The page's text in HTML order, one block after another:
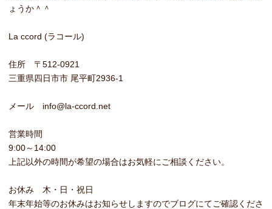
ょうか＾＾
La ccord (ラコール)
住所 〒512-0921
三重県四日市市 尾平町2936-1
メール info@la-ccord.net
営業時間
9:00～14:00
上記以外の時間が希望の場合はお気軽にご相談ください。
お休み 木・日・祝日
年末年始等のお休みはお知らせしますのでブログにてご確認くださ